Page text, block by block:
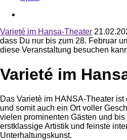
Varieté im Hansa-Theater
dass Du nur bis zum 28. Februar
diese Veranstaltung besuchen
Varieté im
Das Varietè im HANSA-Theater
und somit auch ein Ort voller
vielen prominenten Gästen und bis
erstklassige Artistik und feinste
Unterhaltungskunst.